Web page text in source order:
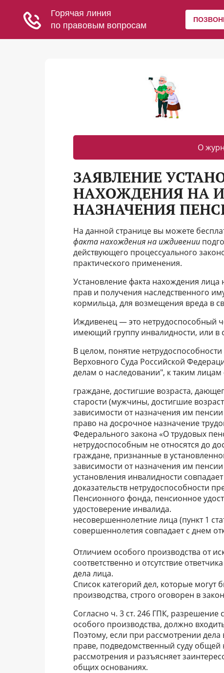
О
ЗАЯВЛЕНИЕ
НАХОЖДЕНИЯ НА
НАЗНАЧЕНИЯ
На данной странице вы можете
факта нахождения на иждивении
действующего процессуального
практического применения.
Установление факта нахождения
прав и получения наследственного
кормильца, для возмещения вреда в
Иждивенец — это нетрудоспособный
имеющий группу инвалидности, или в
В целом, понятие
Верховного Суда Российской
делам о наследовании", к таким лицам
граждане, достигшие возраста,
старости (мужчины, достигшие
зависимости от назначения им
право на досрочное назначение
Федерального закона «О трудовых
нетрудоспособным не относятся до
граждане, признанные в
зависимости от назначения им
установления инвалидности
доказательств нетрудоспособности
Пенсионного фонда, пенсионное
удостоверение инвалида.
несовершеннолетние лица (пункт 1
совершеннолетия совпадает с днем
Отличием особого производства от
соответственно и отсутствие
дела лица.
Список категорий дел, которые могут
производства, строго оговорен в
Согласно ч. 3 ст. 246 ГПК,
особого производства, должно
Поэтому, если при рассмотрении дела
праве, подведомственный суду общей
рассмотрения и разъясняет
общих основаниях.